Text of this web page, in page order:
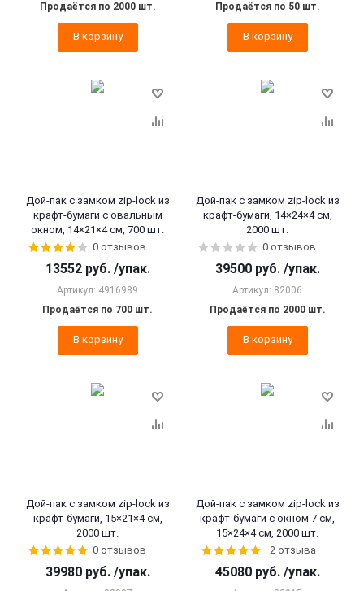
Продаётся по 2000 шт.
В корзину
Продаётся по 50 шт.
В корзину
Дой-пак с замком zip-lock из
крафт-бумаги с овальным
окном, 14×21×4 cм, 700 шт.
0 отзывов
13552 руб. /упак.
Артикул: 4916989
Продаётся по 700 шт.
В корзину
Дой-пак с замком zip-lock из
крафт-бумаги, 14×24×4 cм,
2000 шт.
0 отзывов
39500 руб. /упак.
Артикул: 82006
Продаётся по 2000 шт.
В корзину
Дой-пак с замком zip-lock из
крафт-бумаги, 15×21×4 cм,
2000 шт.
0 отзывов
39980 руб. /упак.
Дой-пак с замком zip-lock из
крафт-бумаги с окном 7 см,
15×24×4 cм, 2000 шт.
2 отзыва
45080 руб. /упак.